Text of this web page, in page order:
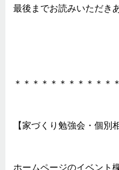
最後までお読みいただき
＊＊＊＊＊＊＊＊＊＊＊
【家づくり勉強会・個別
ホームページのイベント